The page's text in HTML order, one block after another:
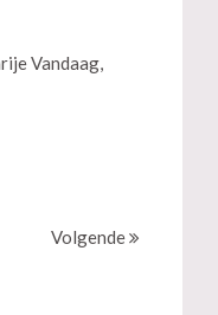
Vandaag,
Volgende